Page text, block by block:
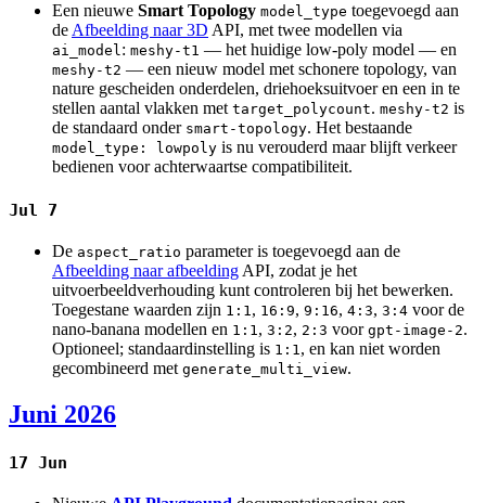
Een nieuwe Smart Topology model_type toegevoegd aan
de Afbeelding naar 3D API, met twee modellen via
ai_model: meshy-t1 — het huidige low-poly model — en
meshy-t2 — een nieuw model met schonere topology, van
nature gescheiden onderdelen, driehoeksuitvoer en een in te
stellen aantal vlakken met target_polycount. meshy-t2 is
de standaard onder smart-topology. Het bestaande
model_type: lowpoly is nu verouderd maar blijft verkeer
bedienen voor achterwaartse compatibiliteit.
Jul 7
De aspect_ratio parameter is toegevoegd aan de
Afbeelding naar afbeelding API, zodat je het
uitvoerbeeldverhouding kunt controleren bij het bewerken.
Toegestane waarden zijn 1:1 , 16:9, 9:16, 4:3, 3:4 voor de
nano-banana modellen en 1:1 , 3:2, 2:3 voor gpt-image-2.
Optioneel; standaardinstelling is 1:1 , en kan niet worden
gecombineerd met generate_multi_view.
Juni 2026
17 Jun